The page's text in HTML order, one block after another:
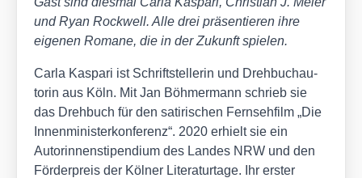
und Ryan Rock­well. Alle drei prä­sen­tie­ren ihre
eige­nen Roma­ne, die in der Zukunft spie­len.
Car­la Kas­pa­ri ist Schrift­stel­le­rin und Dreh­buch­au­
to­rin aus Köln. Mit Jan Böh­mer­mann schrieb sie
das Dreh­buch für den sati­ri­schen Fern­seh­film „Die
Innen­mi­nis­ter­kon­fe­renz“. 2020 erhielt sie ein
Autorin­nen­sti­pen­di­um des Lan­des NRW und den
För­der­preis der Köl­ner Lite­ra­tur­ta­ge. Ihr ers­ter